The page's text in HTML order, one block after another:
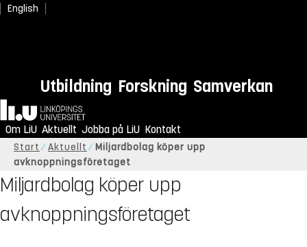
English
Utbildning Forskning Samverkan
Hem
Om LiU Aktuellt Jobba på LiU Kontakt
Start Aktuellt
Miljardbolag köper upp
avknoppningsföretaget
Miljardbolag köper upp
avknoppningsföretaget